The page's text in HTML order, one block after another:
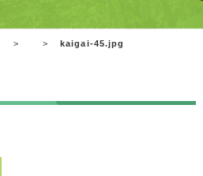
> > kaigai-45.jpg